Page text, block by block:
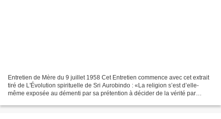
Entretien de Mère du 9 juillet 1958 Cet Entretien commence avec cet extrait
tiré de L'Évolution spirituelle de Sri Aurobindo : «La religion s’est d’elle-
même exposée au démenti par sa prétention à décider de la vérité par